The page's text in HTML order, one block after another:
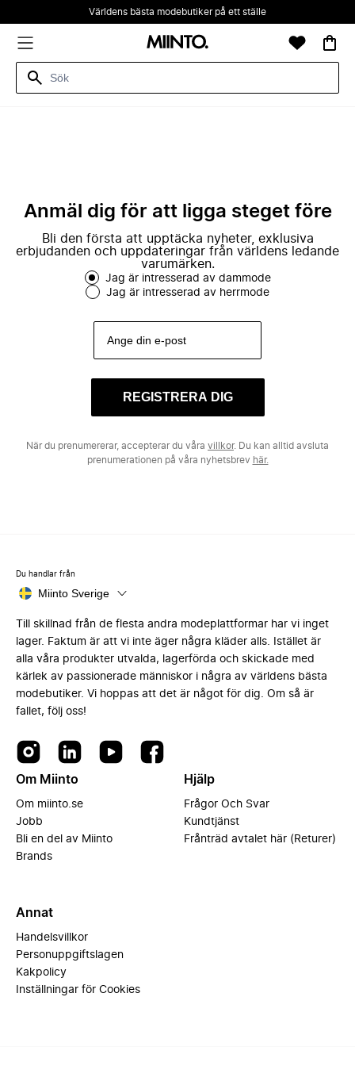
Världens bästa modebutiker på ett ställe
Anmäl dig för att ligga steget före
Bli den första att upptäcka nyheter, exklusiva
erbjudanden och uppdateringar från världens ledande
varumärken.
Jag är intresserad av dammode
Jag är intresserad av herrmode
REGISTRERA DIG
När du prenumererar, accepterar du våra villkor. Du kan alltid avsluta
prenumerationen på våra nyhetsbrev här.
Du handlar från
Miinto Sverige
Till skillnad från de flesta andra modeplattformar har vi inget
lager. Faktum är att vi inte äger några kläder alls. Istället är
alla våra produkter utvalda, lagerförda och skickade med
kärlek av passionerade människor i några av världens bästa
modebutiker. Vi hoppas att det är något för dig. Om så är
fallet, följ oss!
Om Miinto
Om miinto.se
Jobb
Bli en del av Miinto
Brands
Hjälp
Frågor Och Svar
Kundtjänst
Frånträd avtalet här (Returer)
Annat
Handelsvillkor
Personuppgiftslagen
Kakpolicy
Inställningar för Cookies